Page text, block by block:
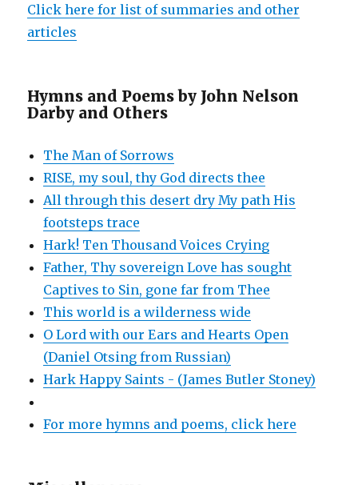
Click here for list of summaries and other
articles
Hymns and Poems by John Nelson
Darby and Others
The Man of Sorrows
RISE, my soul, thy God directs thee
All through this desert dry My path His
footsteps trace
Hark! Ten Thousand Voices Crying
Father, Thy sovereign Love has sought
Captives to Sin, gone far from Thee
This world is a wilderness wide
O Lord with our Ears and Hearts Open
(Daniel Otsing from Russian)
Hark Happy Saints - (James Butler Stoney)
For more hymns and poems, click here